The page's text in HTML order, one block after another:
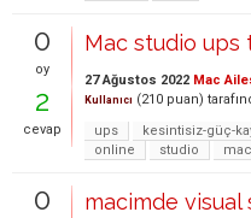
0
oy
2
cevap
Mac studio ups
27 Ağustos 2022 Mac
Kullanıcı (210 puan)
ups
kesintisiz-güç-
online
studio
0
macimde visual